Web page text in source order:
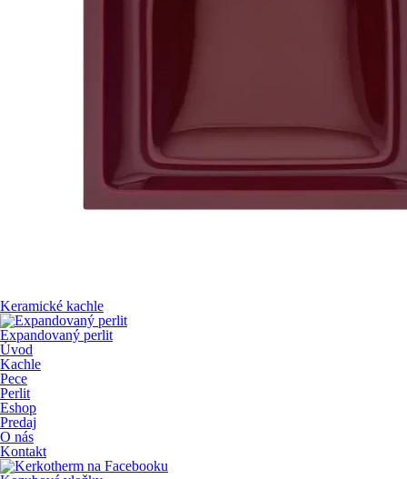
Keramické kachle
Expandovaný perlit
Úvod
Kachle
Pece
Perlit
Eshop
Predaj
O nás
Kontakt